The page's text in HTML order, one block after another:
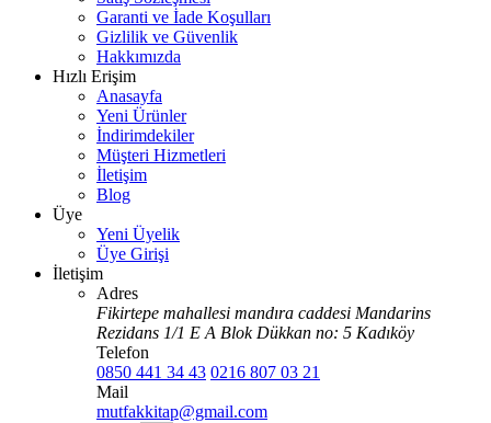
Garanti ve İade Koşulları
Gizlilik ve Güvenlik
Hakkımızda
Hızlı Erişim
Anasayfa
Yeni Ürünler
İndirimdekiler
Müşteri Hizmetleri
İletişim
Blog
Üye
Yeni Üyelik
Üye Girişi
İletişim
Adres
Fikirtepe mahallesi mandıra caddesi Mandarins
Rezidans 1/1 E A Blok Dükkan no: 5 Kadıköy
Telefon
0850 441 34 43 0216 807 03 21
Mail
mutfakkitap@gmail.com